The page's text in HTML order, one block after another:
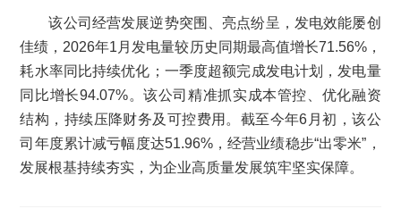
该公司经营发展逆势突围、亮点纷呈，发电效能屡创
佳绩，2026年1月发电量较历史同期最高值增长71.56%，
耗水率同比持续优化；一季度超额完成发电计划，发电量
同比增长94.07%。该公司精准抓实成本管控、优化融资
结构，持续压降财务及可控费用。截至今年6月初，该公
司年度累计减亏幅度达51.96%，经营业绩稳步“出零米”，
发展根基持续夯实，为企业高质量发展筑牢坚实保障。